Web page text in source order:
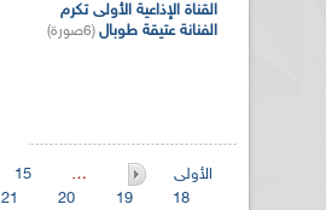
القناة الإذاعية الأولى تكرم
الفنانة عتيقة طوبال (6صورة)
« الأولى …
15
18
19
20
21